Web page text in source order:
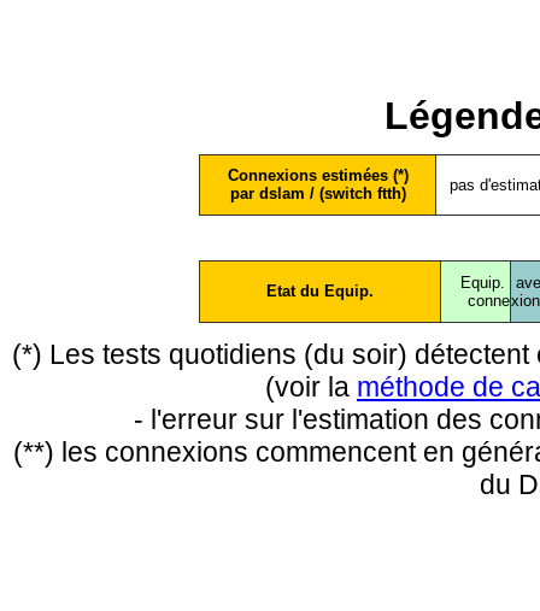
Connexions estimées (*)
par dslam / (switch ftth)
pas
Etat du Equip.
Equip.
conne
(*) Les tests quotidiens (du soir)
(voir la méthode de
- l'erreur sur l'estimation des
(**) les connexions commencent en
du